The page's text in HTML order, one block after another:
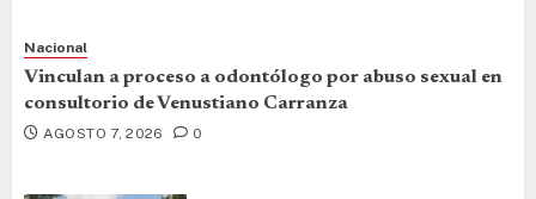
Nacional
Vinculan a proceso a odontólogo por abuso sexual en
consultorio de Venustiano Carranza
AGOSTO 7, 2026 0